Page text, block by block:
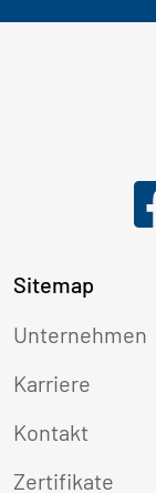
Sitemap
Unternehmen
Karriere
Kontakt
Zertifikate